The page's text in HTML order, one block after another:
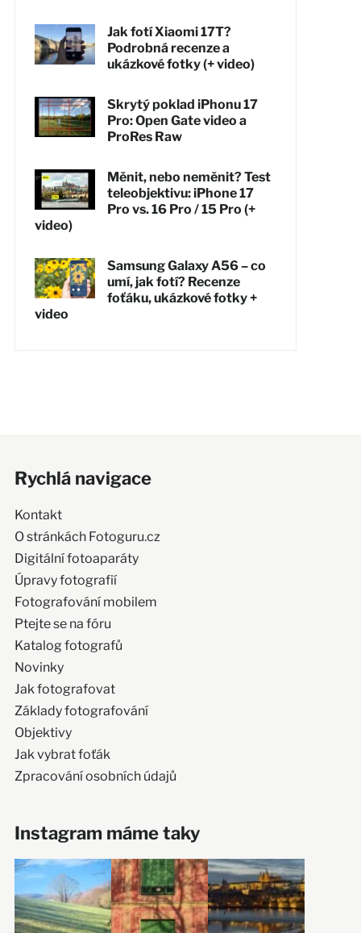
Jak fotí Xiaomi 17T?
Podrobná recenze a
ukázkové fotky (+ video)
Skrytý poklad iPhonu 17
Pro: Open Gate video a
ProRes Raw
Měnit, nebo neměnit? Test
teleobjektivu: iPhone 17
Pro vs. 16 Pro / 15 Pro (+
video)
Samsung Galaxy A56 – co
umí, jak fotí? Recenze
foťáku, ukázkové fotky +
video
Rychlá navigace
Kontakt
O stránkách Fotoguru.cz
Digitální fotoaparáty
Úpravy fotografií
Fotografování mobilem
Ptejte se na fóru
Katalog fotografů
Novinky
Jak fotografovat
Základy fotografování
Objektivy
Jak vybrat foťák
Zpracování osobních údajů
Instagram máme taky